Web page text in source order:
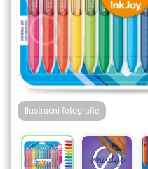
Ilustrační fotografie